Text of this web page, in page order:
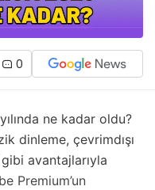
0
ne kadar oldu?
dinleme, çevrimdışı
avantajlarıyla
Premium’un